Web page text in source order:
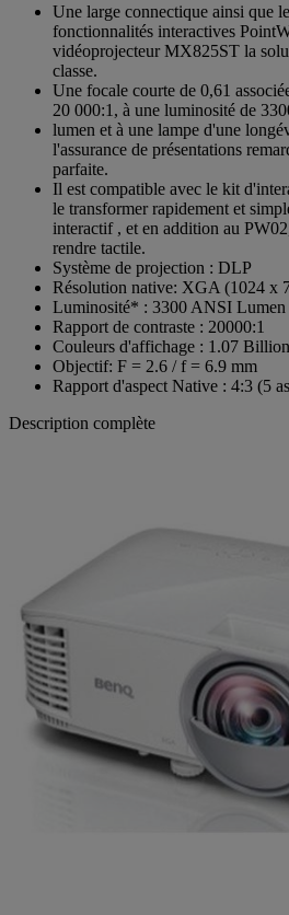
Une large connectique ainsi que
fonctionnalités interactives
vidéoprojecteur MX825ST la
classe.
Une focale courte de 0,61
20 000:1, à une luminosité de
lumen et à une lampe d'une
l'assurance de présentations
parfaite.
Il est compatible avec le kit
le transformer rapidement et
interactif , et en addition au
rendre tactile.
Système de projection : DLP
Résolution native: XGA (1024 x
Luminosité* : 3300 ANSI Lumen
Rapport de contraste : 20000:1
Couleurs d'affichage : 1.07
Objectif: F = 2.6 / f = 6.9 mm
Rapport d'aspect Native : 4:3 (5
Description complète